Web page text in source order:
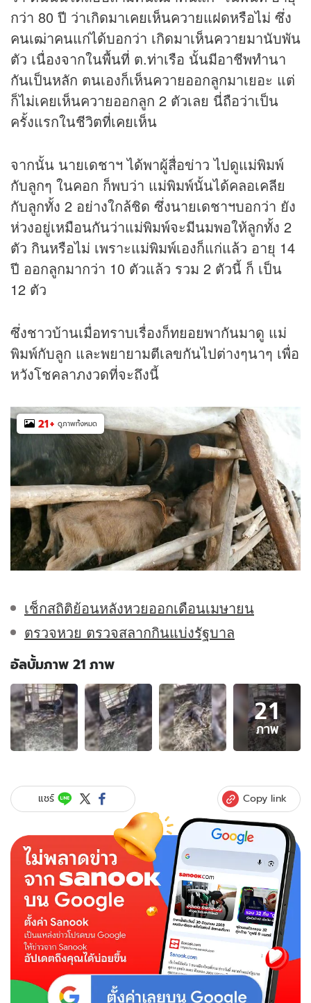
กว่า 80 ปี ว่าเกิดมาเคยเห็นควายแฝดหรือไม่ ซึ่ง
คนเฒ่าคนแก่ได้บอกว่า เกิดมาเห็นควายมานับพัน
ตัว เนื่องจากในพื้นที่ ต.ท่าเรือ นั้นมีอาชีพทำนา
กันเป็นหลัก ตนเองก็เห็นควายออกลูกมาเยอะ แต่
ก็ไม่เคยเห็นควายออกลูก 2 ตัวเลย นี่ถือว่าเป็น
ครั้งแรกในชีวิตที่เคยเห็น
จากนั้น นายเดชาฯ ได้พาผู้สื่อข่าว ไปดูแม่พิมพ์
กับลูกๆ ในคอก ก็พบว่า แม่พิมพ์นั้นได้คลอเคลีย
กับลูกทั้ง 2 อย่างใกล้ชิด ซึ่งนายเดชาฯบอกว่า ยัง
ห่วงอยู่เหมือนกันว่าแม่พิมพ์จะมีนมพอให้ลูกทั้ง 2
ตัว กินหรือไม่ เพราะแม่พิมพ์เองก็แก่แล้ว อายุ 14
ปี ออกลูกมากว่า 10 ตัวแล้ว รวม 2 ตัวนี้ ก็ เป็น
12 ตัว
ซึ่งชาวบ้านเมื่อทราบเรื่องก็ทยอยพากันมาดู แม่
พิมพ์กับลูก และพยายามตีเลขกันไปต่างๆนาๆ เพื่อ
หวังโชคลาภงวดที่จะถึงนี้
21+ ดูภาพทั้งหมด
เช็กสถิติย้อนหลังหวยออกเดือนเมษายน
ตรวจหวย ตรวจสลากกินแบ่งรัฐบาล
อัลบั้มภาพ 21 ภาพ
อัลบั้ม
ภาพ
21
ภาพ
ของ
ควาย
แก่
แฝด
ผู้
เฒ่า
อายุ
เกิด
เคย
21
ภาพ
แชร์ Copy link